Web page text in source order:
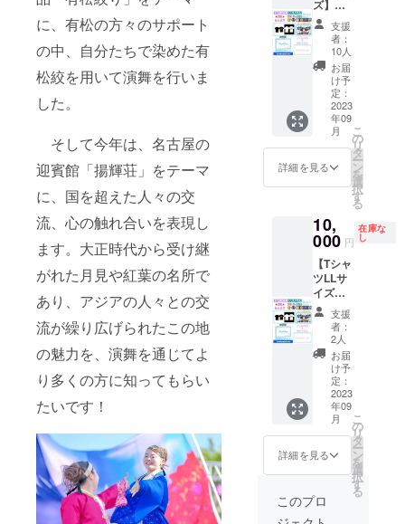
に、有松の方々のサポート
の中、自分たちで染めた有
松絞を用いて演舞を行いま
した。
そして今年は、名古屋の
迎賓館「揚輝荘」をテーマ
に、国を超えた人々の交
流、心の触れ合いを表現し
ます。大正時代から受け継
がれた月見や紅葉の名所で
あり、アジアの人々との交
流が繰り広げられたこの地
の魅力を、演舞を通じてよ
り多くの方に知ってもらい
たいです！
ので、
ご了承
くださ
い。そ
のよう
な場合
は全額
返金さ
せてい
ただき
ます。
※出張演
支援前
に相談
したい
ことが
ござい
ました
らお気
軽にご
連絡く
ださ
い。
椛巡T
シャツ
（Mサ
イズ）
・よさ
名考案&
手作り
よさ名
※「備考
欄」に
ご自身
ワード
をお書
きくだ
さい。
（趣味
や好き
な食べ
物、特
技な
ど）よ
さ名考
案の参
考にさ
せてい
ただき
ます。
※よさ名
の方は
ズ】大
感
謝！！
らんま
パー
フェク
トセッ
礼の手
紙 ・椛
巡＋歴
代演舞
缶バッ
ジ×３
４） ・
オリジ
ナルら
んまタ
オル ・
椛巡T
シャツ
（Lサイ
ズ） ・
よさ名
考案&手
作りよ
さ名札
※「備考
欄」に
ご自身
を表す
ワード
をお書
支援
者：
10人
お届
け予
定：
2023
年09
月
詳細を見る
こ
の
リ
タ
ー
ン
を
選
択
す
る
10,
000 円
在庫な
し
【Tシャ
ツLLサ
イズ】
大感
謝！！
らんま
パー
フェク
トセッ
礼の手
紙 ・椛
巡＋歴
代演舞
缶バッ
ジ×３
（計
４） ・
支援
者：
2人
お届
け予
定：
2023
年09
月
詳細を見る
こ
の
リ
タ
ー
ン
を
選
択
す
る
このプロ